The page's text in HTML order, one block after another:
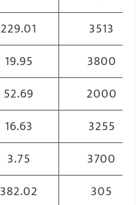
229.01
3513
19.95
3800
52.69
2000
16.63
3255
3.75
3700
382.02
305